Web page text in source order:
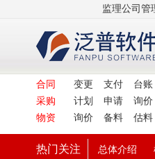
监理公司管
合同 变更 支付
台账
采购
计划 申请
询价
物资
询价 备料 估料
热门关注 总体介绍